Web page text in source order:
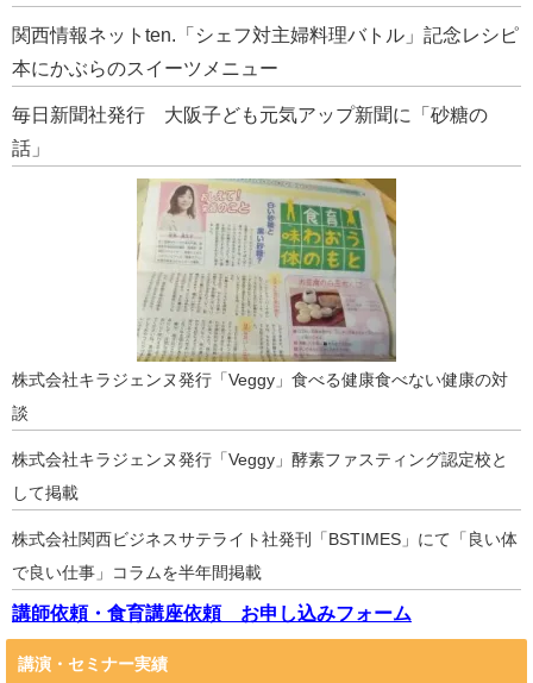
関西情報ネットten.「シェフ対主婦料理バトル」記念レシピ
本にかぶらのスイーツメニュー
毎日新聞社発行 大阪子ども元気アップ新聞に「砂糖の
話」
株式会社キラジェンヌ発行「Veggy」食べる健康食べない健康の対
談
株式会社キラジェンヌ発行「Veggy」酵素ファスティング認定校と
して掲載
株式会社関西ビジネスサテライト社発刊「BSTIMES」にて「良い体
で良い仕事」コラムを半年間掲載
講師依頼・食育講座依頼 お申し込みフォーム
講演・セミナー実績